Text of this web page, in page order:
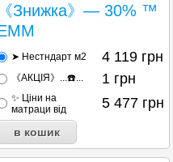
《Знижка》— 30% ™
➤ Нестндарт м2 4 119 грн
《АКЦІЯ》...☎️... 1 грн
✨ Ціни на
матраци від
5 477 грн